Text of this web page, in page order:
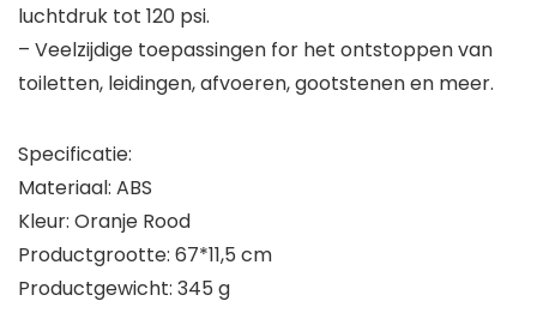
luchtdruk tot 120 psi.
– Veelzijdige toepassingen for het ontstoppen van
toiletten, leidingen, afvoeren, gootstenen en meer.
Specificatie:
Materiaal: ABS
Kleur: Oranje Rood
Productgrootte: 67*11,5 cm
Productgewicht: 345 g